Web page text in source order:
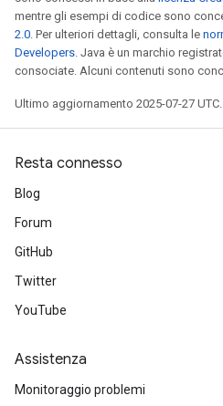
mentre gli esempi di codice sono
2.0. Per ulteriori dettagli, consulta le
Developers. Java è un marchio
consociate. Alcuni contenuti sono
Ultimo aggiornamento 2025-07-27 UTC.
Resta connesso
Blog
Forum
GitHub
Twitter
YouTube
Assistenza
Monitoraggio problemi